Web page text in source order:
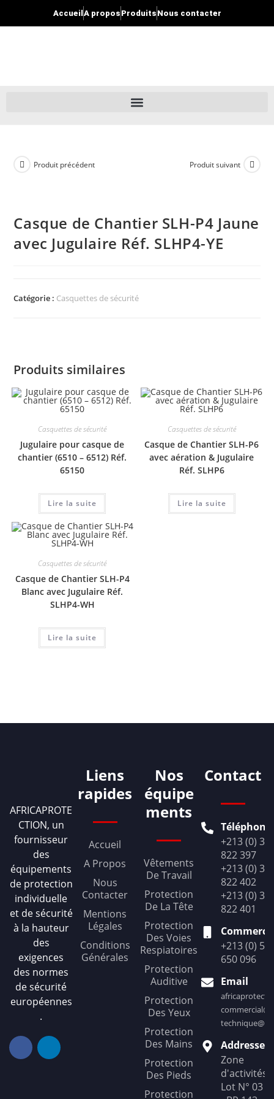
Accueil A propos Produits Nous contacter
Produit précédent Produit suivant
Casque de Chantier SLH-P4 Jaune
avec Jugulaire Réf. SLHP4-YE
Catégorie : Casquettes de sécurité
Produits similaires
Casquettes de sécurité
Jugulaire pour casque de
chantier (6510 – 6512) Réf.
65150
Lire la suite
Casquettes de sécurité
Casque de Chantier SLH-P6
avec aération & Jugulaire
Réf. SLHP6
Lire la suite
Casquettes de sécurité
Casque de Chantier SLH-P4
Blanc avec Jugulaire Réf.
SLHP4-WH
Lire la suite
AFRICAPROTE
CTION, un
fournisseur
des
équipements
de protection
individuelle
et de sécurité
à la hauteur
des
exigences
des normes
de sécurité
européennes
.
Liens
rapides
Accueil
A Propos
Nous
Contacter
Mentions
Légales
Conditions
Générales
Nos
équipe
ments
Vêtements
De Travail
Protection
De La Tête
Protection
Des Voies
Respiatoires
Protection
Auditive
Protection
Des Yeux
Protection
Des Mains
Protection
Des Pieds
Protection
Contact
Téléphone
+213 (0) 36
822 397
+213 (0) 36
822 402
+213 (0) 36
822 401
+213 (0)
650 096
Email
Addresse
Zone
d'activités
Lot N° 03